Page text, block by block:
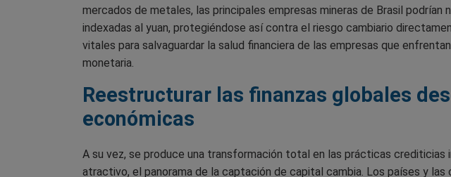
mercados de metales, las principales empresas mineras de Brasil
indexadas al yuan, protegiéndose así contra el riesgo cambiario
vitales para salvaguardar la salud financiera de las empresas que
monetaria.
Reestructurar las finanzas globales
económicas
A su vez, se produce una transformación total en las prácticas crediticias
atractivo, el panorama de la captación de capital cambia. Los países y